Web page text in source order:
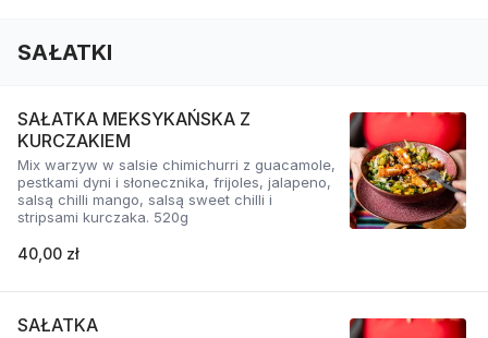
SAŁATKI
SAŁATKA MEKSYKAŃSKA Z
KURCZAKIEM
Mix warzyw w salsie chimichurri z guacamole,
pestkami dyni i słonecznika, frijoles, jalapeno,
salsą chilli mango, salsą sweet chilli i
stripsami kurczaka. 520g
40,00 zł
SAŁATKA